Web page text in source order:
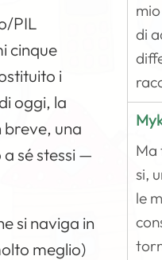
PIL
cinque
i
oggi, la
breve, una
sé stessi —
si naviga in
meglio)
di
Ma
si,
le